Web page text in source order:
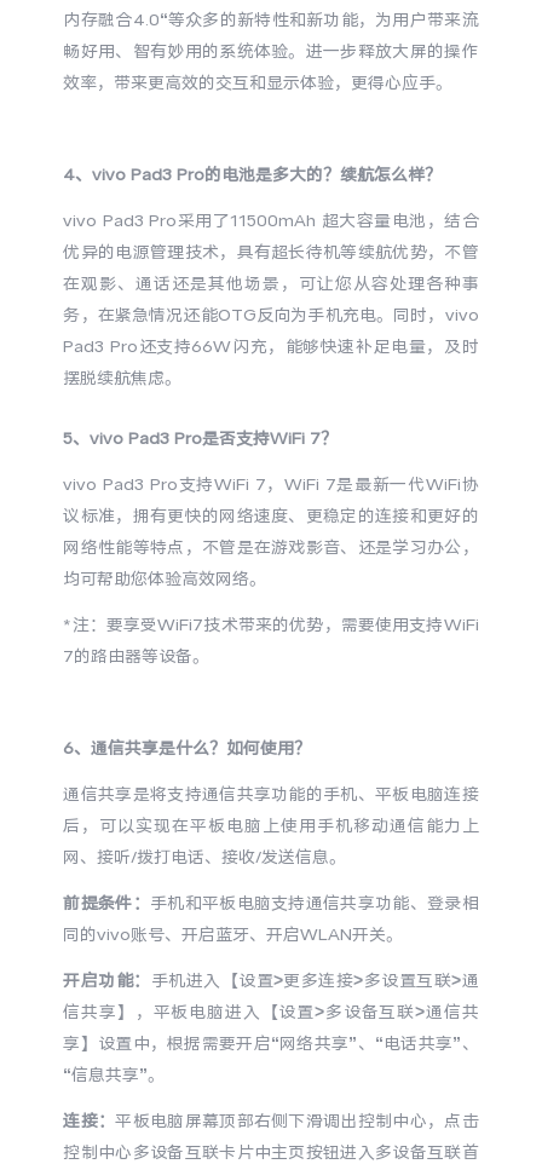
X Fold5 X200 Ultra
对比X机型
S20
全部Y机型
iQOO Z11 iQOO 15 Ultra
iQOO Z11 Turbo
全部iQOO机型
vivo WATCH GT 2
内存融合4.0“等众多的新特性和新功能，为用户带来流
畅好用、智有妙用的系统体验。进一步释放大屏的操作
效率，带来更高效的交互和显示体验，更得心应手。
4、vivo Pad3 Pro的电池是多大的？续航怎么样？
vivo Pad3 Pro采用了11500mAh 超大容量电池，结合
优异的电源管理技术，具有超长待机等续航优势，不管
在观影、通话还是其他场景，可让您从容处理各种事
务，在紧急情况还能OTG反向为手机充电。同时，vivo
Pad3 Pro还支持66W闪充，能够快速补足电量，及时
摆脱续航焦虑。
5、vivo Pad3 Pro是否支持WiFi 7？
vivo Pad3 Pro支持WiFi 7，WiFi 7是最新一代WiFi协
议标准，拥有更快的网络速度、更稳定的连接和更好的
网络性能等特点，不管是在游戏影音、还是学习办公，
均可帮助您体验高效网络。
*注：要享受WiFi7技术带来的优势，需要使用支持WiFi
7的路由器等设备。
6、通信共享是什么？如何使用？
通信共享是将支持通信共享功能的手机、平板电脑连接
后，可以实现在平板电脑上使用手机移动通信能力上
网、接听/拨打电话、接收/发送信息。
前提条件： 手机和平板电脑支持通信共享功能、登录相
同的vivo账号、开启蓝牙、开启WLAN开关。
开启功能： 手机进入【设置>更多连接>多设置互联>通
信共享】，平板电脑进入【设置>多设备互联>通信共
享】设置中，根据需要开启“网络共享”、“电话共享”、
“信息共享”。
连接：平板电脑屏幕顶部右侧下滑调出控制中心，点击
控制中心多设备互联卡片中主页按钮进入多设备互联首